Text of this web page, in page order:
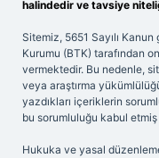
halindedir ve tavsiye
Sitemiz, 5651 Sayılı
Kurumu (BTK) tarafından
vermektedir. Bu nedenle,
veya araştırma
yazdıkları içeriklerin
bu sorumluluğu kabul etmiş
Hukuka ve yasal